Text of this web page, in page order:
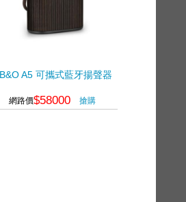
B&O A5 可攜式藍牙揚聲器
網路價$58000 搶購